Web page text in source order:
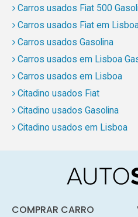
Carros usados Fiat 500
Carros usados Fiat em
Carros usados Gasolina
Carros usados em Lisboa
Carros usados em Lisboa
Citadino usados Fiat
Citadino usados Gasolina
Citadino usados em Lisboa
COMPRAR CARRO